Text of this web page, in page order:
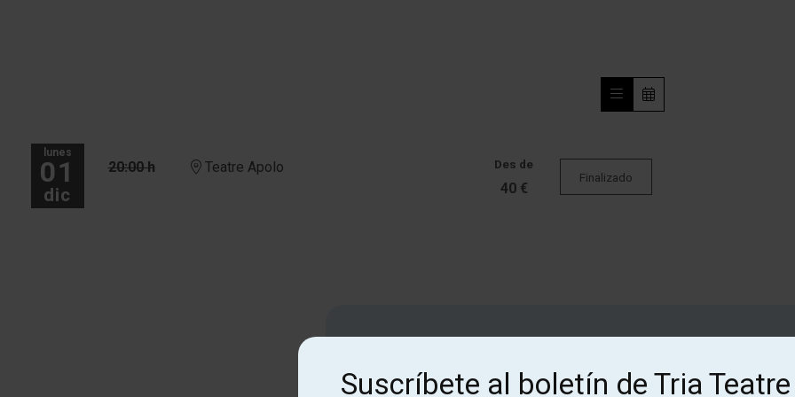
lunes
01
dic
20:00 h Teatre Apolo Des de
40 €
Finalizado
Suscríbete al boletín de Tria Teatre